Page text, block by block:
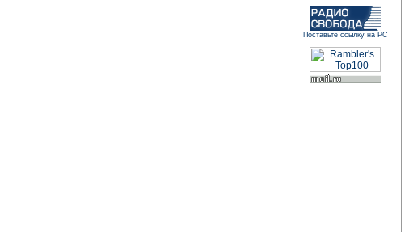
Поставьте ссылку на РС